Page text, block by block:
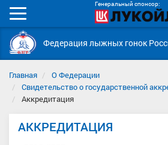
Генеральный спонсор:
Мобильное
меню
Федерация лыжных гонок
Главная
О Федерации
Свидетельство о государственной
Аккредитация
АККРЕДИТАЦИЯ